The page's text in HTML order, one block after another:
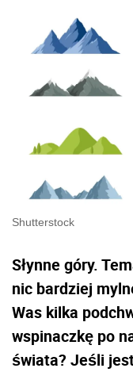
Shutterstock
Słynne góry.
nic bardziej
Was kilka
wspinaczkę po
świata? Jeśli